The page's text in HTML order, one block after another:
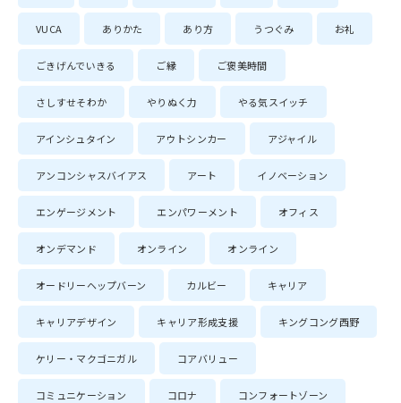
VUCA ありかた あり方 うつぐみ お礼
ごきげんでいきる ご縁 ご褒美時間
さしすせそわか やりぬく力 やる気スイッチ
アインシュタイン アウトシンカー アジャイル
アンコンシャスバイアス アート イノベーション
エンゲージメント エンパワーメント オフィス
オンデマンド オンライン オンライン
オードリーヘップバーン カルビー キャリア
キャリアデザイン キャリア形成支援 キングコング西野
ケリー・マクゴニガル コアバリュー
コミュニケーション コロナ コンフォートゾーン